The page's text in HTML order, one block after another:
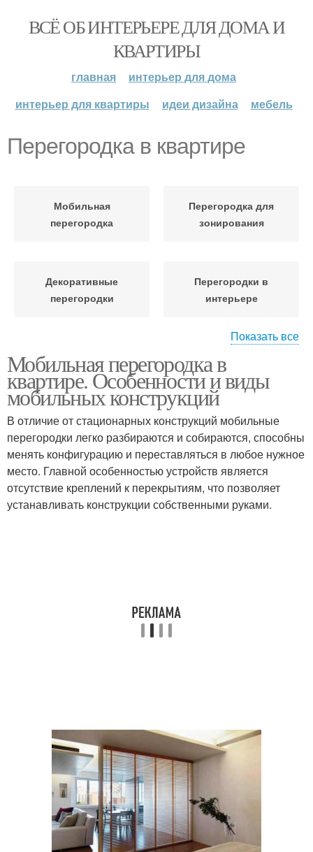
ВСЁ ОБ ИНТЕРЬЕРЕ ДЛЯ ДОМА И
КВАРТИРЫ
главная
интерьер для дома
интерьер для квартиры
идеи дизайна мебель
Перегородка в квартире
Мобильная
перегородка
Перегородка для
зонирования
Декоративные
перегородки
Перегородки в
интерьере
Звукоизолирующие
перегородки
Показать все
Мобильная перегородка в
квартире. Особенности и виды
мобильных конструкций
В отличие от стационарных конструкций мобильные
перегородки легко разбираются и собираются, способны
менять конфигурацию и переставляться в любое нужное
место. Главной особенностью устройств является
отсутствие креплений к перекрытиям, что позволяет
устанавливать конструкции собственными руками.